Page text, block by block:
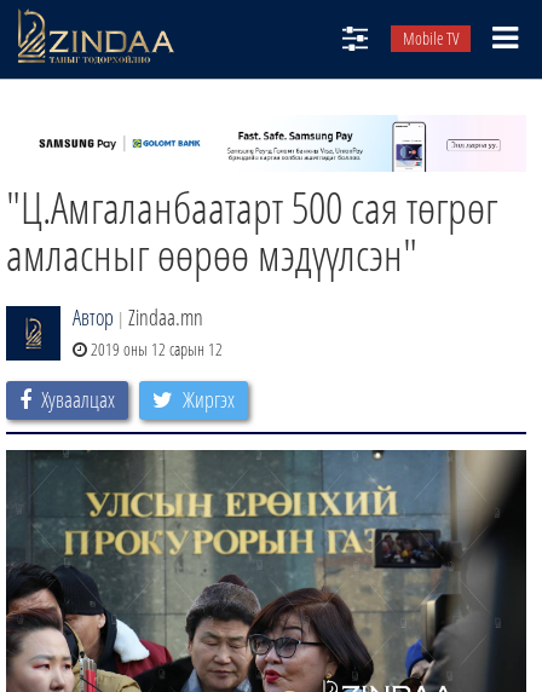
Mobile TV
ТВ8
ӨГЛӨӨНИЙ СОНИН
АУДИО ЗОХИОЛ
"Ц.Амгаланбаатарт 500 сая төгрөг
амласныг өөрөө мэдүүлсэн"
Автор | Zindaa.mn
2019 оны 12 сарын 12
Хуваалцах Жиргэх